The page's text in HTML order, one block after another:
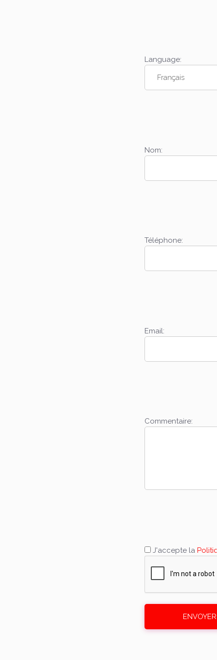
Language:
Nom:
Téléphone:
Email:
Commentaire:
J'accepte la
ENVOYER